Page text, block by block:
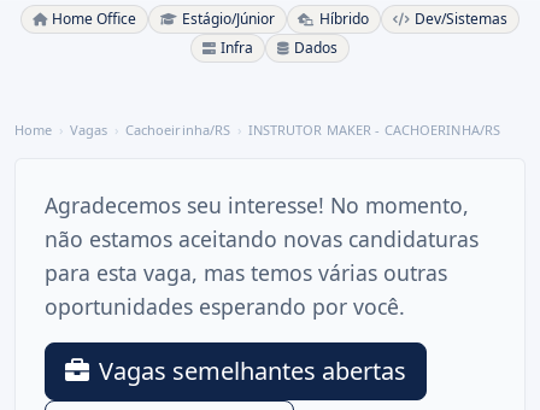
Home Office Estágio/Júnior Híbrido
Dev/Sistemas
Infra
Dados
Home Vagas Cachoeirinha/RS INSTRUTOR MAKER - CACHOERINHA/RS
Agradecemos seu interesse! No momento,
não estamos aceitando novas candidaturas
para esta vaga, mas temos várias outras
oportunidades esperando por você.
Vagas semelhantes abertas